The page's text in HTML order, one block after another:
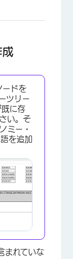
成
ードを
ツリー
に存
い。そ
ミー・
を追加
れていな